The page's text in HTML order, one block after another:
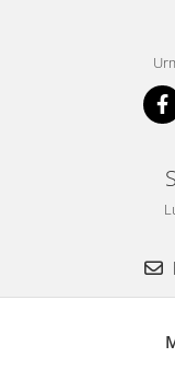
Tehnica si mobilier
Ghilotine și
Scaune, birouri si